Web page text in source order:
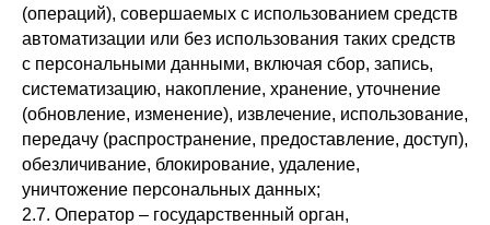
(операций), совершаемых с использованием средств
автоматизации или без использования таких средств
с персональными данными, включая сбор, запись,
систематизацию, накопление, хранение, уточнение
(обновление, изменение), извлечение, использование,
передачу (распространение, предоставление, доступ),
обезличивание, блокирование, удаление,
уничтожение персональных данных;
2.7. Оператор – государственный орган,